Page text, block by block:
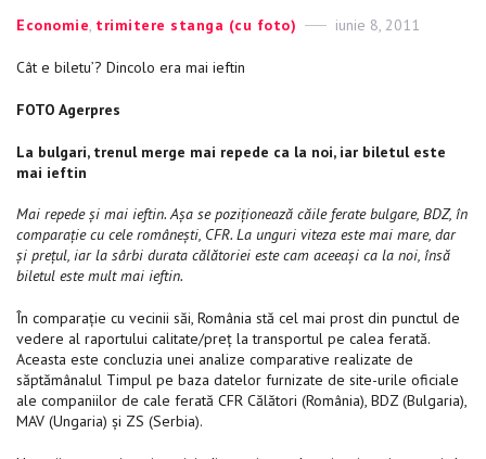
Categories
Economie, trimitere stanga (cu foto)
Posted
iunie 8, 2011
Cât e biletu’? Dincolo era mai ieftin
FOTO Agerpres
La bulgari, trenul merge mai repede ca la noi, iar biletul este
mai ieftin
Mai repede și mai ieftin. Așa se poziționează căile ferate bulgare, BDZ, în
comparație cu cele românești, CFR. La unguri viteza este mai mare, dar
și prețul, iar la sârbi durata călătoriei este cam aceeași ca la noi, însă
biletul este mult mai ieftin.
În comparație cu vecinii săi, România stă cel mai prost din punctul de
vedere al raportului calitate/preț la transportul pe calea ferată.
Aceasta este concluzia unei analize comparative realizate de
săptămânalul Timpul pe baza datelor furnizate de site-urile oficiale
ale companiilor de cale ferată CFR Călători (România), BDZ (Bulgaria),
MAV (Ungaria) și ZS (Serbia).